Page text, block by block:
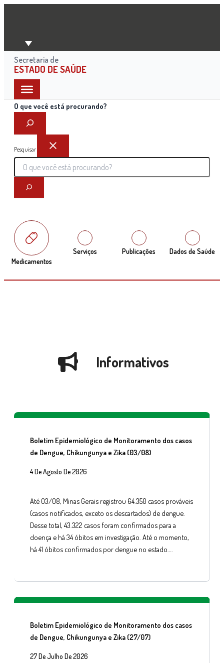
Ir
conteúdo
Secretaria de
ESTADO DE SAÚDE
O que você está procurando?
Pesquisar
Medicamentos
Serviços Publicações Dados de Saúde
Informativos
Boletim Epidemiológico de Monitoramento dos casos
de Dengue, Chikungunya e Zika (03/08)
4 De Agosto De 2026
Até 03/08, Minas Gerais registrou 64.350 casos prováveis
(casos notificados, exceto os descartados) de dengue.
Desse total, 43.322 casos foram confirmados para a
doença e há 34 óbitos em investigação. Até o momento,
há 41 óbitos confirmados por dengue no estado….
Boletim Epidemiológico de Monitoramento dos casos
de Dengue, Chikungunya e Zika (27/07)
27 De Julho De 2026